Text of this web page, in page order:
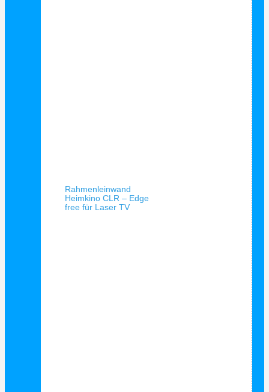
Rahmenleinwand
Heimkino CLR – Edge
free für Laser TV